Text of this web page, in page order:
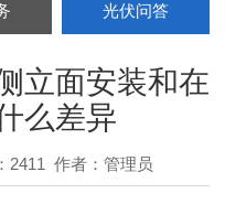
光伏问答
立面安装和在
么差异
2411 作者：管理员